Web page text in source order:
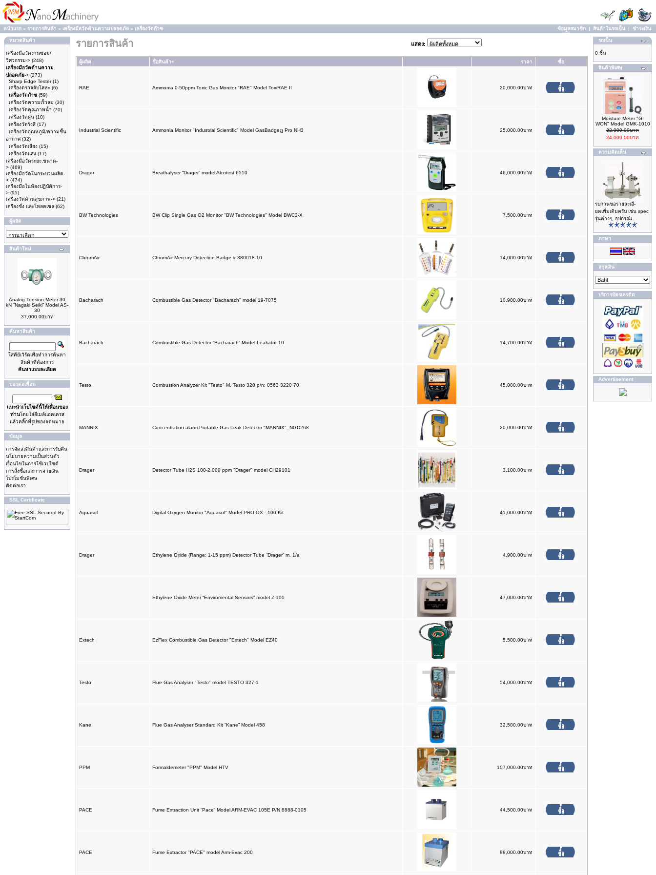
หน้าแรก » รายการสินค้า » เครื่องมือวัดด้านความปลอดภัย » เครื่องวัดก๊าซ ข้อมูลสมาชิก | สินค้าในรถเข็น | ชำระเงิน
หมวดสินค้า
เครื่องมือวัดงานซ่อม/
วิศวกรรม-> (248)
เครื่องมือวัดด้านความ
ปลอดภัย-> (273)
Sharp Edge Tester(1)
เครื่องตรวจจับโลหะ (6)
เครื่องวัดก๊าซ (59)
เครื่องวัดความเร็วลม (30)
เครื่องวัดคุณภาพน้ำ (70)
เครื่องวัดฝุ่น (10)
เครื่องวัดรังสี (17)
เครื่องวัดอุณหภูมิ/ความชื้น
อากาศ (32)
เครื่องวัดเสียง (15)
เครื่องวัดแสง (17)
เครื่องมือวัดระยะ,ขนาด-
> (469)
เครื่องมือวัดในกระบวนผลิต-
> (474)
เครื่องมือในห้องปฏิบัติการ-
> (95)
เครื่องวัดด้านสุขภาพ-> (21)
เครื่องชั่ง และโหลดเซล (62)
ผู้ผลิต
สินค้าใหม่
Analog Tension Meter 30
kN “Nagaki Seiki” Model AS-
30
37,000.00บาท
ค้นหาสินค้า
ใส่คีย์เวิร์ดเพื่อทำการค้นหา
สินค้าที่ต้องการ
ค้นหาแบบละเอียด
บอกต่อเพื่อน
แนะนำเว็บไซด์นี้ให้เพื่อนของ
ท่านโดยใส่อีเมล์แอดเดรส
แล้วคลิ๊กที่รูปซองจดหมาย
ข้อมูล
การจัดส่งสินค้าและการรับคืน
นโยบายความเป็นส่วนตัว
เงื่อนไขในการใช้เวปไซด์
การสั้งซื้อและการจ่ายเงิน
โปรโมชั่นพิเศษ
ติดต่อเรา
SSL Certificate
รายการสินค้า แสดง:
ผู้ผลิต ชื่อสินค้า+ ราคา ซื้อ
RAE Ammonia 0-50ppm Toxic Gas Monitor "RAE" Model ToxiRAE II 20,000.00บาท
Industrial Scientific Ammonia Monitor "Industrial Scientific" Model GasBadgeฎ Pro NH3 25,000.00บาท
Drager Breathalyser “Drager” model Alcotest 6510 46,000.00บาท
BW Technologies BW Clip Single Gas O2 Monitor "BW Technologies" Model BWC2-X 7,500.00บาท
ChromAir ChromAir Mercury Detection Badge # 380018-10 14,000.00บาท
Bacharach Combustible Gas Detector "Bacharach" model 19-7075 10,900.00บาท
Bacharach Combustible Gas Detector “Bacharach” Model Leakator 10 14,700.00บาท
Testo Combustion Analyzer Kit "Testo" M. Testo 320 p/n: 0563 3220 70 45,000.00บาท
MANNIX Concentration alarm Portable Gas Leak Detector "MANNIX"_NGD268 20,000.00บาท
Drager Detector Tube H2S 100-2,000 ppm "Drager" model CH29101 3,100.00บาท
Aquasol Digital Oxygen Monitor "Aquasol" Model PRO OX - 100 Kit 41,000.00บาท
Drager Ethylene Oxide (Range: 1-15 ppm) Detector Tube “Drager” m. 1/a 4,900.00บาท
Ethylene Oxide Meter “Enviromental Sensors” model Z-100 47,000.00บาท
Extech EzFlex Combustible Gas Detector "Extech" Model EZ40 5,500.00บาท
Testo Flue Gas Analyser "Testo" model TESTO 327-1 54,000.00บาท
Kane Flue Gas Analyser Standard Kit “Kane” Model 458 32,500.00บาท
PPM Formaldemeter "PPM" Model HTV 107,000.00บาท
PACE Fume Extraction Unit “Pace” Model ARM-EVAC 105E P/N 8888-0105 44,500.00บาท
PACE Fume Extractor "PACE" model Arm-Evac 200 88,000.00บาท
รถเข็น
0 ชิ้น
สินค้าพิเศษ
Moisture Meter "G-
WON" Model GMK-1010
32,000.00บาท
24,000.00บาท
ความคิดเห็น
รบกวนขอรายละเอี-
ยดเพิ่มเติมครับ เช่น spec
รุ่นต่างๆ, อุปกรณ์เ ..
ภาษา
สกุลเงิน
บริการบัตรเครดิต
Advertisement